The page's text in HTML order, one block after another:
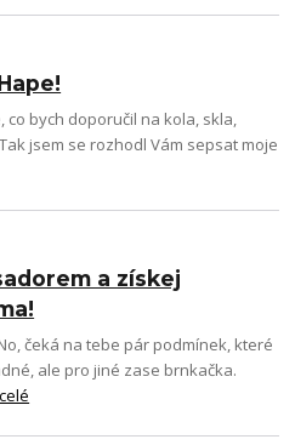
co bych doporučil na kola, skla,
jsem se rozhodl Vám sepsat moje
a získej
čeká na tebe pár podmínek, které
ale pro jiné zase brnkačka.